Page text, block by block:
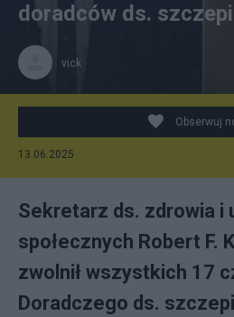
doradców ds.
vick
Obserwuj
13.06.2025
Sekretarz ds. zdrowia i
społecznych Robert F.
zwolnił wszystkich 17
Doradczego ds.